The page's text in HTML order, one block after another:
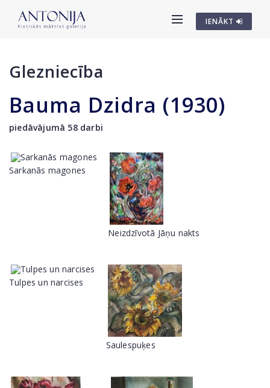
IENĀKT
Glezniecība
Bauma Dzidra (1930)
piedāvājumā 58 darbi
Sarkanās magones
Neizdzīvotā Jāņu nakts
Tulpes un narcises
Saulespuķes